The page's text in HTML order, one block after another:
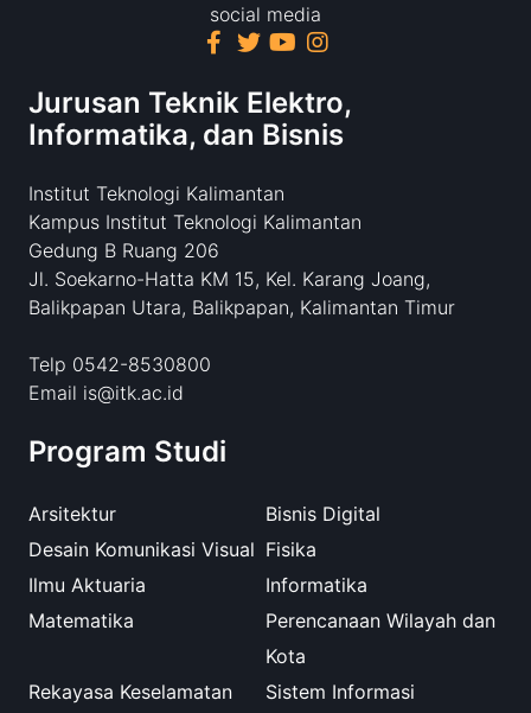
social media
Jurusan Teknik Elektro,
Informatika, dan Bisnis
Institut Teknologi Kalimantan
Kampus Institut Teknologi Kalimantan
Gedung B Ruang 206
Jl. Soekarno-Hatta KM 15, Kel. Karang Joang,
Balikpapan Utara, Balikpapan, Kalimantan Timur
Telp 0542-8530800
Email is@itk.ac.id
Program Studi
Arsitektur
Bisnis Digital
Desain Komunikasi Visual Fisika
Ilmu Aktuaria
Informatika
Matematika
Perencanaan Wilayah dan
Kota
Rekayasa Keselamatan
Sistem Informasi